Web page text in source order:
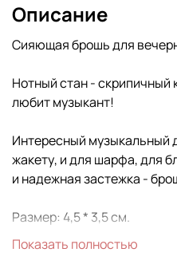
Описание
Сияющая брошь для
Нотный стан - скрипичный
любит музыкант!
Интересный музыкальный
жакету, и для шарфа, для
и надежная застежка -
Размер: 4,5 * 3,5 см.
Показать полностью